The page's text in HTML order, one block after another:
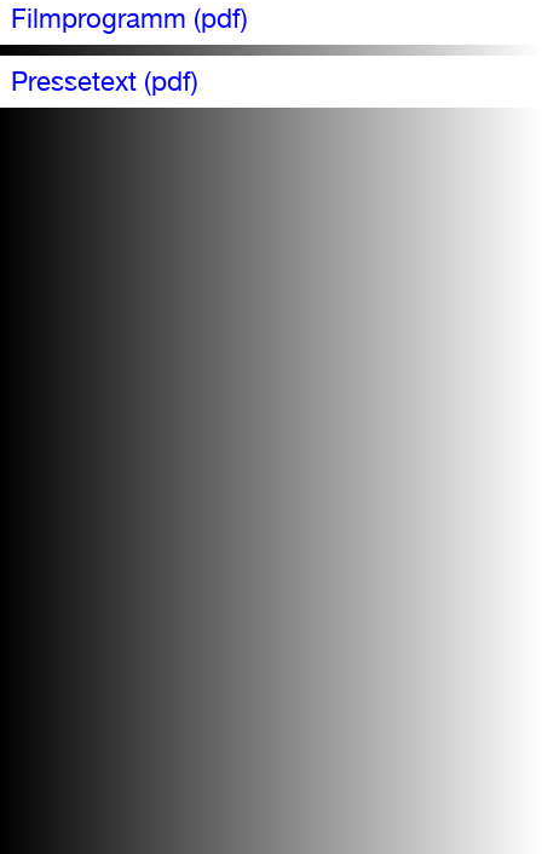
Filmprogramm (pdf)
Pressetext (pdf)